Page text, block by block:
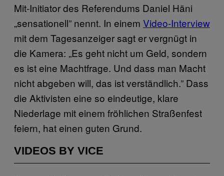
Mit-Initiator des Referendums Daniel Häni
„sensationell” nennt. In einem Video-Interview
mit dem Tagesanzeiger sagt er vergnügt in
die Kamera: „Es geht nicht um Geld, sondern
es ist eine Machtfrage. Und dass man Macht
nicht abgeben will, das ist verständlich.” Dass
die Aktivisten eine so eindeutige, klare
Niederlage mit einem fröhlichen Straßenfest
feiern, hat einen guten Grund.
VIDEOS BY VICE